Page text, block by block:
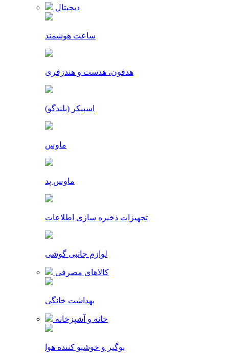
دیجیتال
ساعت هوشمند
هدفون، هدست و هندزفری
اسپیکر (بلندگو)
ماوس
ماوس پد
تجهیزات ذخیره سازی اطلاعات
لوازم جانبی گوشی
کالاهای مصرفی
بهداشت خانگی
خانه و آشپزخانه
بوگیر و خوشبو کننده هوا